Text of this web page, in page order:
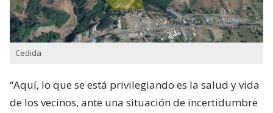
Cedida
“Aquí, lo que se está privilegiando es la salud y vida
de los vecinos, ante una situación de incertidumbre